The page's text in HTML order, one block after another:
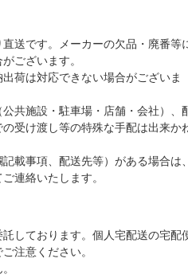
送です。メーカーの欠品・廃番等
ございます。
荷は対応できない場合がございま
共施設・駐車場・店舗・会社）、
受け渡し等の特殊な手配は出来か
載事項、配送先等）がある場合は
連絡いたします。
しております。個人宅配送の宅配
注意ください。